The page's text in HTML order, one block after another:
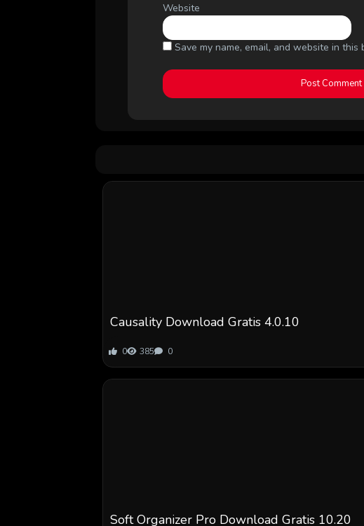
Website
Save my name, email, and website in
Causality Download Gratis 4.0.10
0 385 0
Soft Organizer Pro Download Gratis 10.20